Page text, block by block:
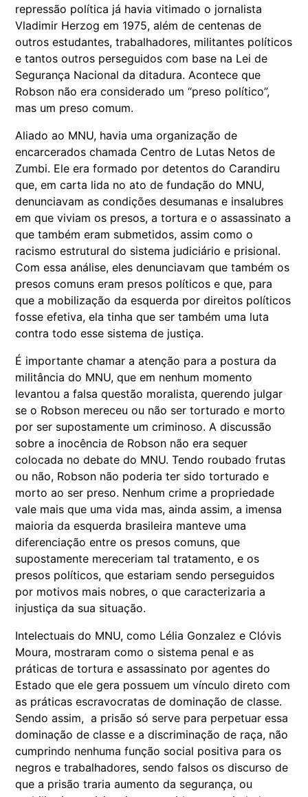
repressão política já havia vitimado o jornalista
Vladimir Herzog em 1975, além de centenas de
outros estudantes, trabalhadores, militantes políticos
e tantos outros perseguidos com base na Lei de
Segurança Nacional da ditadura. Acontece que
Robson não era considerado um “preso político”,
mas um preso comum.
Aliado ao MNU, havia uma organização de
encarcerados chamada Centro de Lutas Netos de
Zumbi. Ele era formado por detentos do Carandiru
que, em carta lida no ato de fundação do MNU,
denunciavam as condições desumanas e insalubres
em que viviam os presos, a tortura e o assassinato a
que também eram submetidos, assim como o
racismo estrutural do sistema judiciário e prisional.
Com essa análise, eles denunciavam que também os
presos comuns eram presos políticos e que, para
que a mobilização da esquerda por direitos políticos
fosse efetiva, ela tinha que ser também uma luta
contra todo esse sistema de justiça.
É importante chamar a atenção para a postura da
militância do MNU, que em nenhum momento
levantou a falsa questão moralista, querendo julgar
se o Robson mereceu ou não ser torturado e morto
por ser supostamente um criminoso. A discussão
sobre a inocência de Robson não era sequer
colocada no debate do MNU. Tendo roubado frutas
ou não, Robson não poderia ter sido torturado e
morto ao ser preso. Nenhum crime a propriedade
vale mais que uma vida mas, ainda assim, a imensa
maioria da esquerda brasileira manteve uma
diferenciação entre os presos comuns, que
supostamente mereceriam tal tratamento, e os
presos políticos, que estariam sendo perseguidos
por motivos mais nobres, o que caracterizaria a
injustiça da sua situação.
Intelectuais do MNU, como Lélia Gonzalez e Clóvis
Moura, mostraram como o sistema penal e as
práticas de tortura e assassinato por agentes do
Estado que ele gera possuem um vínculo direto com
as práticas escravocratas de dominação de classe.
Sendo assim, a prisão só serve para perpetuar essa
dominação de classe e a discriminação de raça, não
cumprindo nenhuma função social positiva para os
negros e trabalhadores, sendo falsos os discurso de
que a prisão traria aumento da segurança, ou